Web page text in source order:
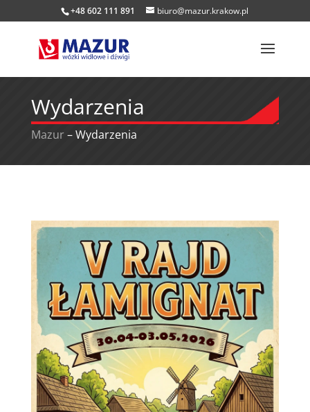
+48 602 111 891 biuro@mazur.krakow.pl
Wydarzenia
Mazur–Wydarzenia